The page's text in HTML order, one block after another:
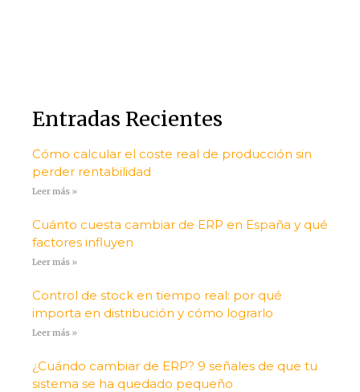
Entradas Recientes
Cómo calcular el coste real de producción sin
perder rentabilidad
Leer más »
Cuánto cuesta cambiar de ERP en España y qué
factores influyen
Leer más »
Control de stock en tiempo real: por qué
importa en distribución y cómo lograrlo
Leer más »
¿Cuándo cambiar de ERP? 9 señales de que tu
sistema se ha quedado pequeño